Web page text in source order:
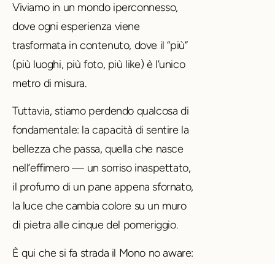
Viviamo in un mondo iperconnesso,
dove ogni esperienza viene
trasformata in contenuto, dove il “più”
(più luoghi, più foto, più like) è l’unico
metro di misura.
Tuttavia, stiamo perdendo qualcosa di
fondamentale: la capacità di sentire la
bellezza che passa, quella che nasce
nell’effimero — un sorriso inaspettato,
il profumo di un pane appena sfornato,
la luce che cambia colore su un muro
di pietra alle cinque del pomeriggio.
È qui che si fa strada il Mono no aware: